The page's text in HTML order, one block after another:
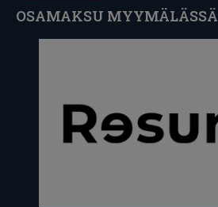
OSAMAKSU MYYMÄLÄSSÄ